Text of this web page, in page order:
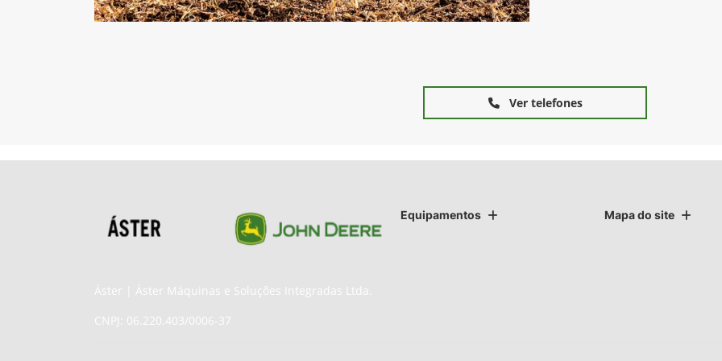
Ver telefones
Equipamentos Mapa do site
Áster | Áster Máquinas e Soluções Integradas Ltda.
CNPJ: 06.220.403/0006-37